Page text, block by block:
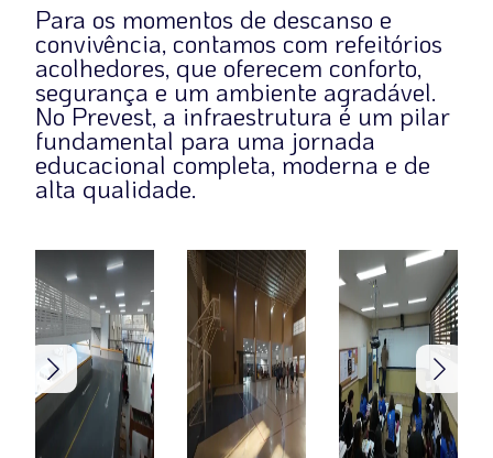
Para os momentos de descanso e
convivência, contamos com refeitórios
acolhedores, que oferecem conforto,
segurança e um ambiente agradável.
No Prevest, a infraestrutura é um pilar
fundamental para uma jornada
educacional completa, moderna e de
alta qualidade.